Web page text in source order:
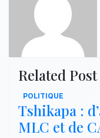
Related Post
POLITIQUE
Tshikapa :
MLC et de